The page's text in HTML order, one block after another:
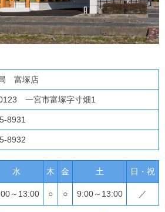
富塚店
一宮市富塚字寸畑1
8931
8932
水 木 金 土 日・祝
～13:00 ○ ○ 9:00～13:00 ／